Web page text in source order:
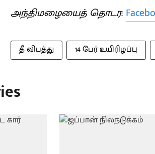
அந்திமழையைத் தொடர:
தீ விபத்து 14 பேர் உயிரிழப்பு